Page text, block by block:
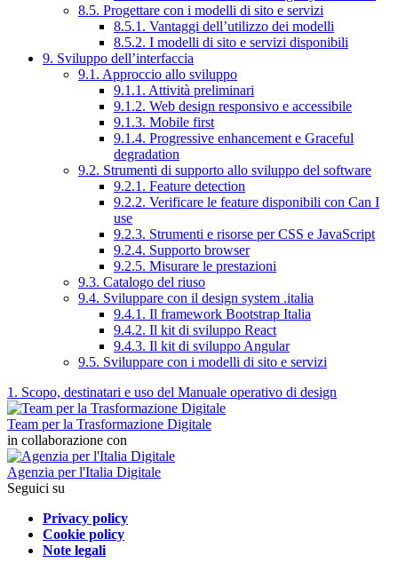
8.5. Progettare con i modelli di sito e servizi
8.5.1. Vantaggi dell’utilizzo dei modelli
8.5.2. I modelli di sito e servizi disponibili
9. Sviluppo dell’interfaccia
9.1. Approccio allo sviluppo
9.1.1. Attività preliminari
9.1.2. Web design responsivo e accessibile
9.1.3. Mobile first
9.1.4. Progressive enhancement e Graceful
degradation
9.2. Strumenti di supporto allo sviluppo del software
9.2.1. Feature detection
9.2.2. Verificare le feature disponibili con Can I
use
9.2.3. Strumenti e risorse per CSS e JavaScript
9.2.4. Supporto browser
9.2.5. Misurare le prestazioni
9.3. Catalogo del riuso
9.4. Sviluppare con il design system .italia
9.4.1. Il framework Bootstrap Italia
9.4.2. Il kit di sviluppo React
9.4.3. Il kit di sviluppo Angular
9.5. Sviluppare con i modelli di sito e servizi
1. Scopo, destinatari e uso del Manuale operativo di design
Team per la Trasformazione Digitale
in collaborazione con
Agenzia per l'Italia Digitale
Seguici su
Privacy policy
Cookie policy
Note legali